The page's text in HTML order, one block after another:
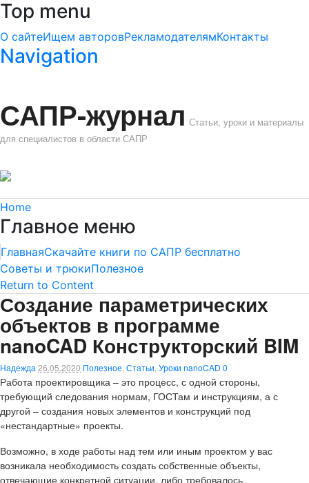
Top menu
О сайтеИщем авторовРекламодателямКонтакты
Navigation
САПР-журнал Статьи, уроки и материалы
для специалистов в области САПР
Home
Главное меню
ГлавнаяСкачайте книги по САПР бесплатно
Советы и трюкиПолезное
Return to Content
Создание параметрических
объектов в программе
nanoCAD Конструкторский BIM
Надежда 26.05.2020 Полезное Статьи Уроки nanoCAD 0
Работа проектировщика – это процесс, с одной стороны,
требующий следования нормам, ГОСТам и инструкциям, а с
другой – создания новых элементов и конструкций под
«нестандартные» проекты.
Возможно, в ходе работы над тем или иным проектом у вас
возникала необходимость создать собственные объекты,
отвечающие конкретной ситуации, либо требовалось